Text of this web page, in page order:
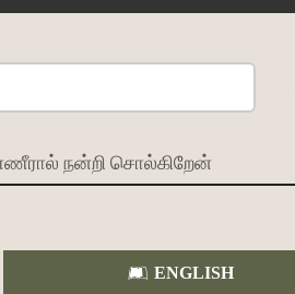
நன்றி சொல்கிறேன்
ENGLISH